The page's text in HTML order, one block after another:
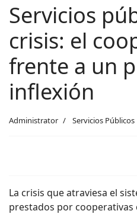
Servicios
crisis: el
frente a un
inflexión
Administrator Servicios Públicos
La crisis que atraviesa el
prestados por